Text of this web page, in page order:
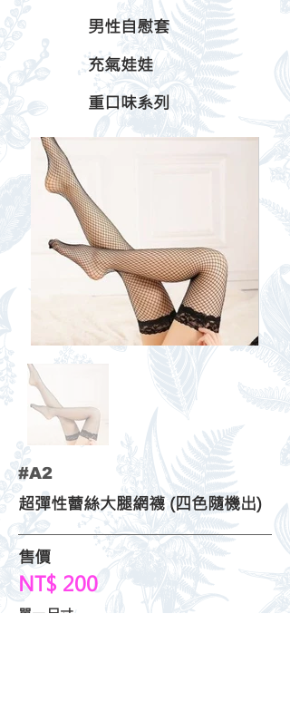
男性自慰套
充氣娃娃
重口味系列
#A2
超彈性蕾絲大腿網襪 (四色隨機出)
售價
NT$ 200
單一尺寸